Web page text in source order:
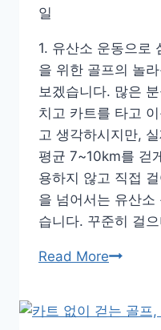
골
프
가
최
적
의
선
택
인
유
일
1. 유산소 운동으로
을 위한 골프의 놀
보겠습니다. 많은
치고 카트를 타고
고 생각하시지만,
평균 7~10km를 걷
용하지 않고 직접
을 넘어서는 유산소
습니다. 꾸준히 걸
Read More중
층